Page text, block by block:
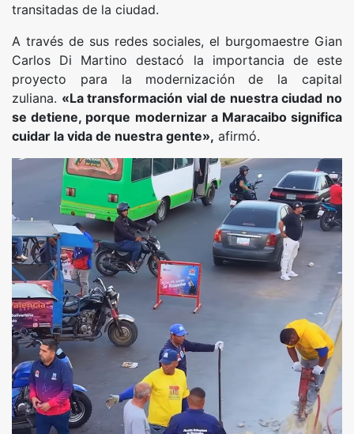
transitadas de la ciudad.
A través de sus redes sociales, el burgomaestre Gian
Carlos Di Martino destacó la importancia de este
proyecto para la modernización de la capital
zuliana. «La transformación vial de nuestra ciudad no
se detiene, porque modernizar a Maracaibo significa
cuidar la vida de nuestra gente», afirmó.